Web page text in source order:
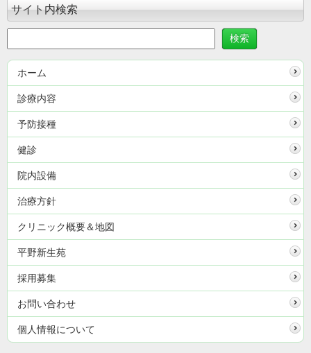
サイト内検索
ホーム
診療内容
予防接種
健診
院内設備
治療方針
クリニック概要＆地図
平野新生苑
採用募集
お問い合わせ
個人情報について